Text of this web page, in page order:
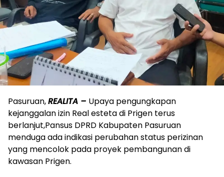
Pasuruan,REALITA – Upaya pengungkapan
kejanggalan izin Real esteta di Prigen terus
berlanjut,Pansus DPRD Kabupaten Pasuruan
menduga ada indikasi perubahan status perizinan
yang mencolok pada proyek pembangunan di
kawasan Prigen.